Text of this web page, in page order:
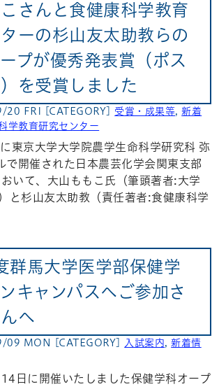
さんと食健康科学教育
ーの杉山友太助教らの
プが優秀発表賞（ポス
を受賞しました
20 FRI [CATEGORY] 受賞・成果等,新着
学教育研究センター
東京大学大学院農学生命科学研究科 弥
で開催された日本農芸化学会関東支部
いて、大山ももこ氏（筆頭著者:大学
と杉山友太助教（責任著者:食健康科学
群馬大学医学部保健学
キャンパスへご参加さ
へ
09 MON [CATEGORY] 入試案内 ,新着情
日に開催いたしました保健学科オープ